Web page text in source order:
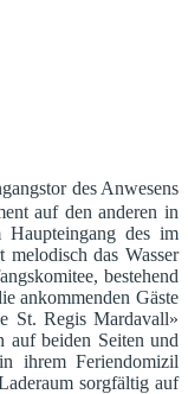
des Anwesens
auf den anderen in
des im
melodisch das Wasser
bestehend
ankommenden Gäste
St. Regis Mardavall»
auf beiden Seiten und
ihrem Feriendomizil
sorgfältig auf